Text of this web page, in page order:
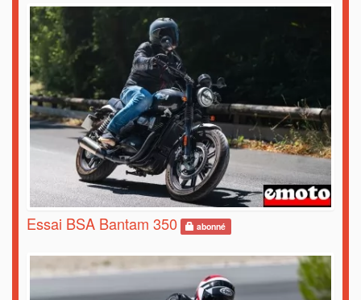
Essai BSA Bantam 350 abonné